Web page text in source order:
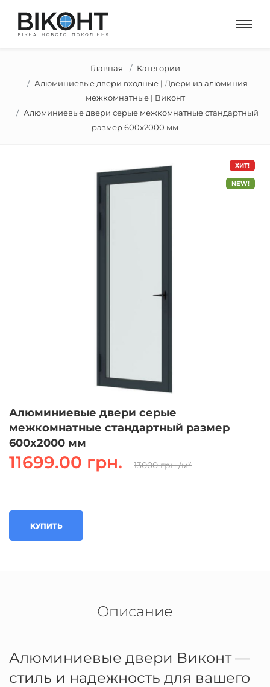
Главная
Категории
Алюминиевые двери входные | Двери из алюминия
межкомнатные | Виконт
Алюминиевые двери серые межкомнатные стандартный
размер 600х2000 мм
ХИТ!
NEW!
Алюминиевые двери серые
межкомнатные стандартный размер
600х2000 мм
11699.00 грн. 13000 грн /м²
КУПИТЬ
Описание
Алюминиевые двери Виконт —
стиль и надежность для вашего